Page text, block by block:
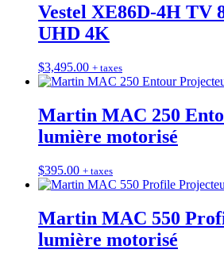
Vestel XE86D-4H TV
UHD 4K
$3,495.00 + taxes
Martin MAC 250
lumière motorisé
$395.00 + taxes
Martin MAC 550
lumière motorisé